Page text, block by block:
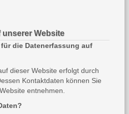
unserer Website
die Datenerfassung auf
dieser Website erfolgt durch
Kontaktdaten können Sie
entnehmen.